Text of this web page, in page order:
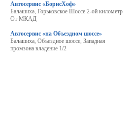
Автосервис «БорисХоф»
Балашиха, Горьковское Шоссе 2-ой километр
От МКАД
Автосервис «на Объездном шоссе»
Балашиха, Объездное шоссе, Западная
промзона владение 1/2